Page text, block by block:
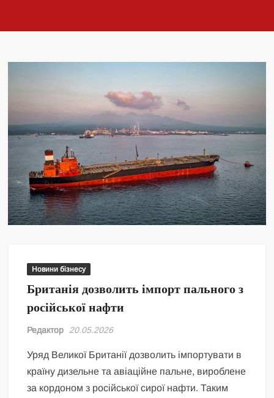
Новини бізнесу
Британія дозволить імпорт пального з
російської нафти
Редактор 20.05.2026
Уряд Великої Британії дозволить імпортувати в
країну дизельне та авіаційне пальне, вироблене
за кордоном з російської сирої нафти. Таким